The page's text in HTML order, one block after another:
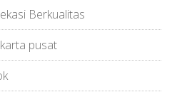
Berkualitas
pusat